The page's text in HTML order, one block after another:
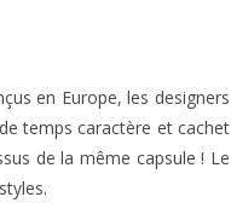
en Europe, les designers
temps caractère et cachet
de la même capsule ! Le